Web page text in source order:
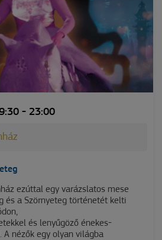
- 23:00
ezúttal egy varázslatos mese
és a Szörnyeteg történetét kelti
és lenyűgöző énekes-
A nézők egy olyan világba